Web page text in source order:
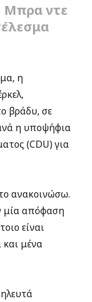
Μπρα ντε
η
βράδυ, σε
η υποψήφια
(CDU) για
ανακοινώσω.
μία απόφαση
είναι
μένα